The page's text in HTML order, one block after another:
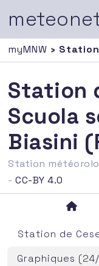
myMNW ›
Station
Scuola
Biasini
Station
-CC-BY 4.0
Station de
Graphiques